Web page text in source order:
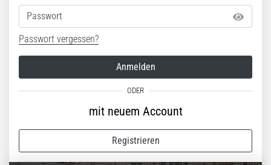
Passwort
Passwort vergessen?
Anmelden
mit neuem Account
Registrieren